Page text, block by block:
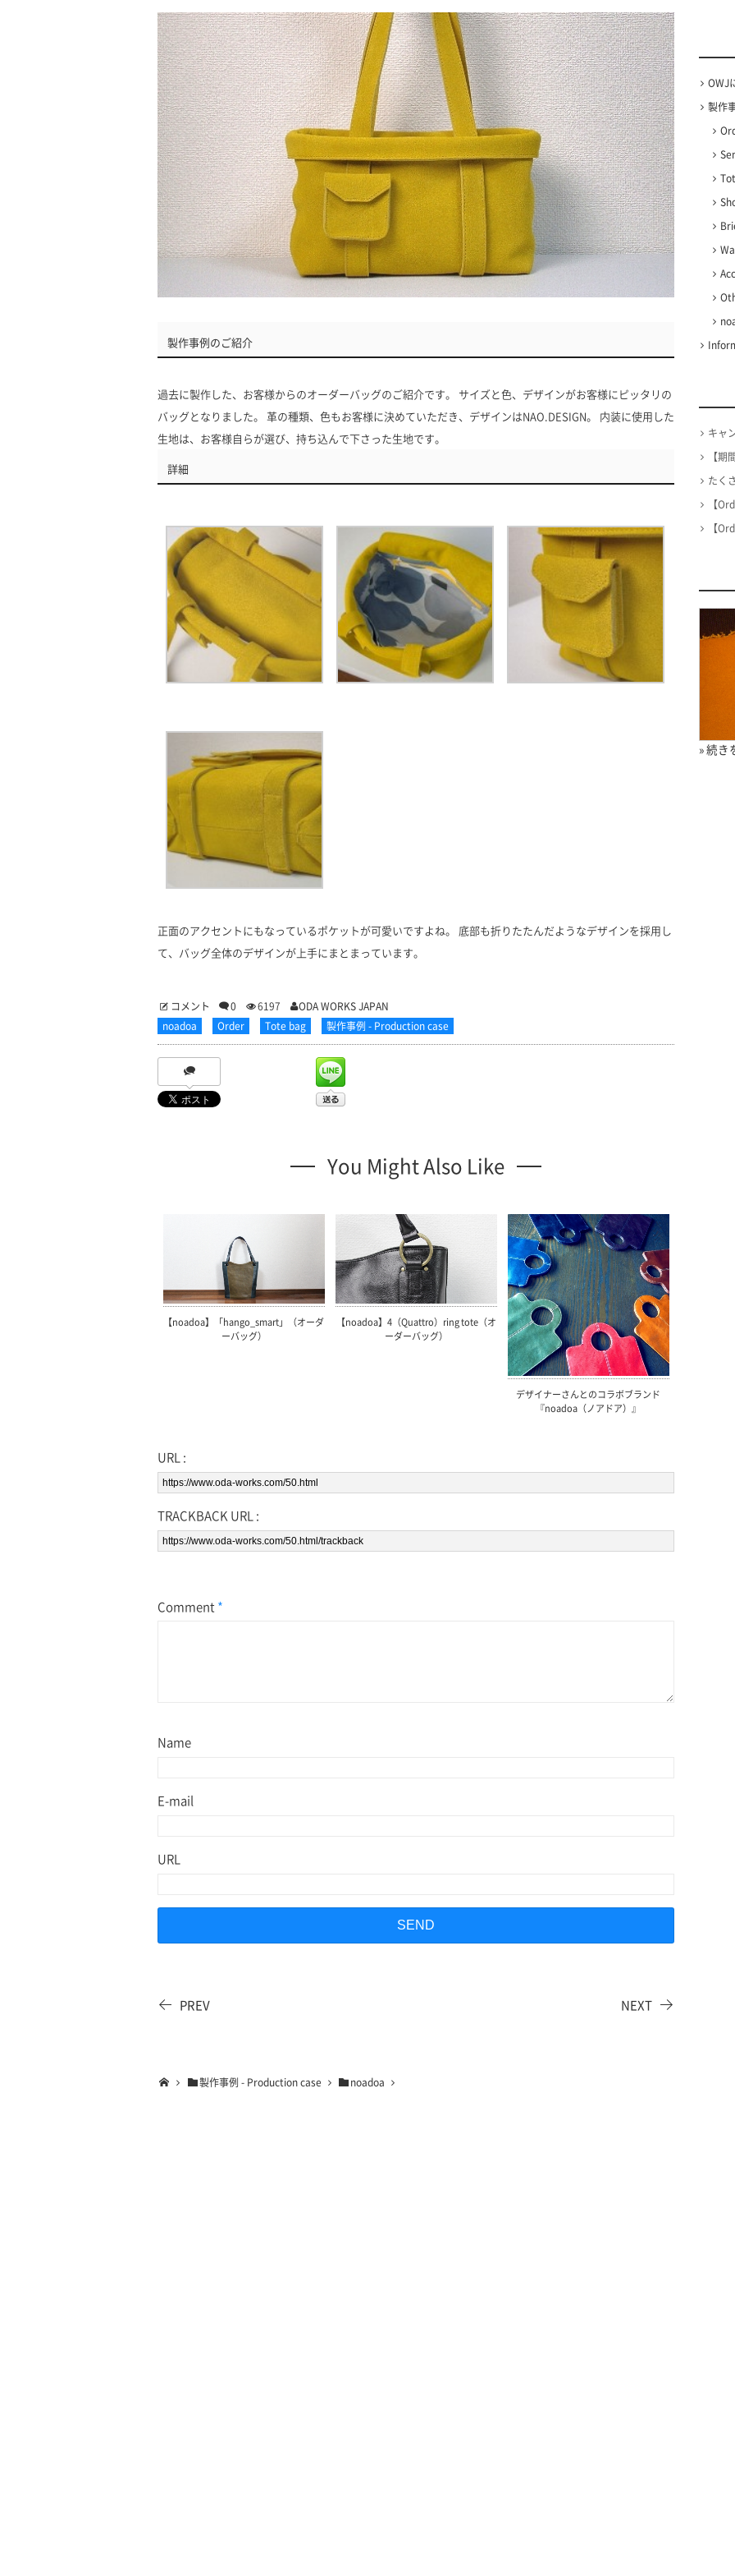
製作事例のご紹介
過去に製作した、お客様からのオーダーバッグのご紹介です。 サイズと色、デザインがお客様にピッタリの
バッグとなりました。 革の種類、色もお客様に決めていただき、デザインはNAO.DESIGN。 内装に使用した
生地は、お客様自らが選び、持ち込んで下さった生地です。
詳細
正面のアクセントにもなっているポケットが可愛いですよね。 底部も折りたたんだようなデザインを採用し
て、バッグ全体のデザインが上手にまとまっています。
コメント 0 6197
ODA WORKS JAPAN
noadoa
Order Tote bag 製作事例 - Production case
You Might Also Like
【noadoa】「hango_smart」（オーダ
ーバッグ）
【noadoa】4（Quattro）ring tote（オ
ーダーバッグ）
デザイナーさんとのコラボブランド
『noadoa（ノアドア）』
URL :
TRACKBACK URL :
Comment*
Name
E-mail
URL
PREV NEXT
OWJ
製作
キャ
【
たく
【
【
» 続き
製作事例 - Production case noadoa